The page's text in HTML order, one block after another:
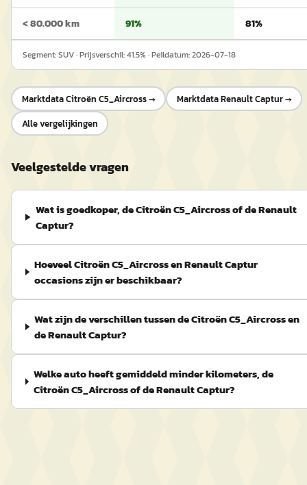
< 80.000 km 91% 81%
Segment:SUV· Prijsverschil:41.5% · Peildatum:2026-07-18
MarktdataCitroën C5_Aircross→ MarktdataRenault Captur→
Alle vergelijkingen
Veelgestelde vragen
Wat is goedkoper, de Citroën C5_Aircross of de Renault
Captur?
Hoeveel Citroën C5_Aircross en Renault Captur
occasions zijn er beschikbaar?
Wat zijn de verschillen tussen de Citroën C5_Aircross en
de Renault Captur?
Welke auto heeft gemiddeld minder kilometers, de
Citroën C5_Aircross of de Renault Captur?